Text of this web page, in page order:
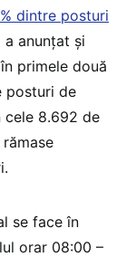
dintre posturi
a anunțat și
primele două
posturi de
8.692 de
se face în
orar 08:00 –